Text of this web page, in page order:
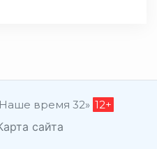
время 32» 12+
сайта